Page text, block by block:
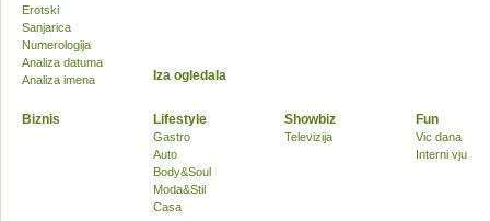
Biznis Lifestyle
Gastro
Auto
Body&Soul
Moda&Stil
Casa
Showbiz
Televizija
Fun
Vic dana
Interni vju
Erotski
Sanjarica
Numerologija
Analiza datuma
Analiza imena
Iza ogledala